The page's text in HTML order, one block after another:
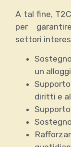
A tal fine,
per
settori
un
diritti e